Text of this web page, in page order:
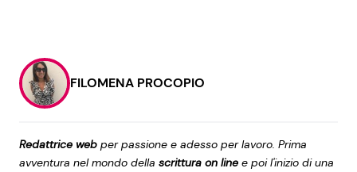
FILOMENA PROCOPIO
Redattrice web per passione e adesso per lavoro. Prima
avventura nel mondo della scrittura on line e poi l'inizio di una